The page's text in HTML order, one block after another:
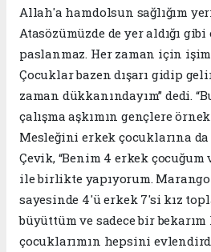
Allah'a hamdolsun sağlığım
Atasözümüzde de yer aldığı
paslanmaz. Her zaman için
Çocuklar bazen dışarı gidip
zaman dükkanındayım” dedi.
çalışma aşkımın gençlere
Mesleğini erkek çocuklarına
Çevik, “Benim 4 erkek
ile birlikte yapıyorum.
sayesinde 4'ü erkek 7'si kız
büyüttüm ve sadece bir bekarım
çocuklarımın hepsini